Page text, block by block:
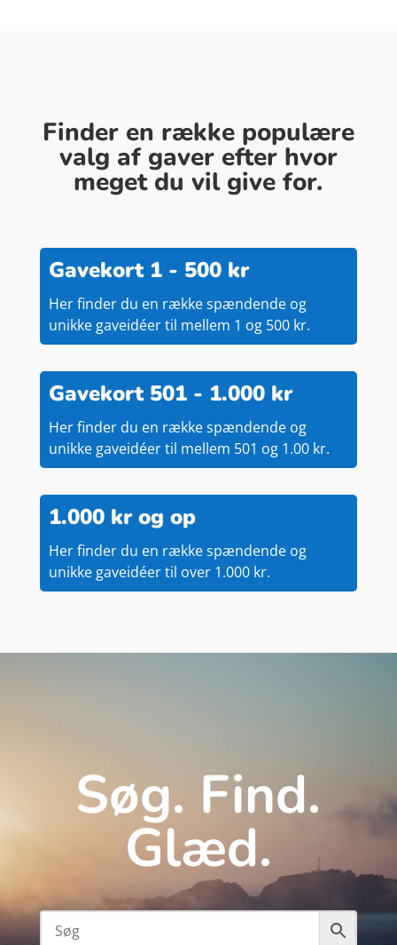
Finder en række populære
valg af gaver efter hvor
meget du vil give for.
Gavekort 1 - 500 kr
Her finder du en række spændende og
unikke gaveidéer til mellem 1 og 500 kr.
Gavekort 501 - 1.000 kr
Her finder du en række spændende og
unikke gaveidéer til mellem 501 og 1.00 kr.
1.000 kr og op
Her finder du en række spændende og
unikke gaveidéer til over 1.000 kr.
Søg. Find.
Glæd.